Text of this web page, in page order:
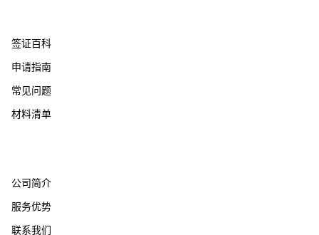
签证百科
申请指南
常见问题
材料清单
公司简介
服务优势
联系我们